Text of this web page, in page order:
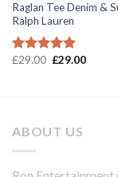
Raglan Tee Denim &
Ralph Lauren
Được xếp
£29.00 £29.00
ABOUT US